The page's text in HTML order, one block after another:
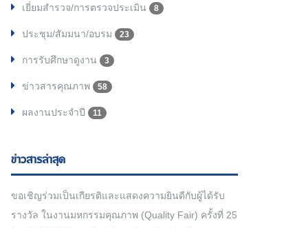
เยี่ยมสำรวจ/การตรวจประเมิน 8
ประชุม/สัมมนา/อบรม 23
การรับศึกษาดูงาน 3
ข่าวสารคุณภาพ 58
ผลงานประจำปี 11
ข่าวสารล่าสุด
ขอเชิญร่วมเป็นเกียรติและแสดงความยินดีกับผู้ได้รับ
รางวัล ในงานมหกรรมคุณภาพ (Quality Fair) ครั้งที่ 25